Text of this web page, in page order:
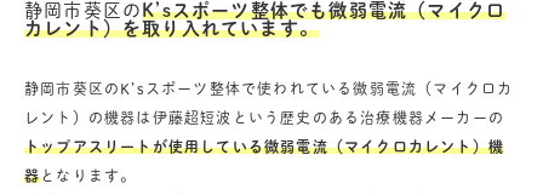
静岡市葵区のK’sスポーツ整体でも微弱電流（マイクロ
カレント）を取り入れています。
静岡市葵区のK’sスポーツ整体で使われている微弱電流（マイクロカ
レント）の機器は伊藤超短波という歴史のある治療機器メーカーの
トップアスリートが使用している微弱電流（マイクロカレント）機
器となります。